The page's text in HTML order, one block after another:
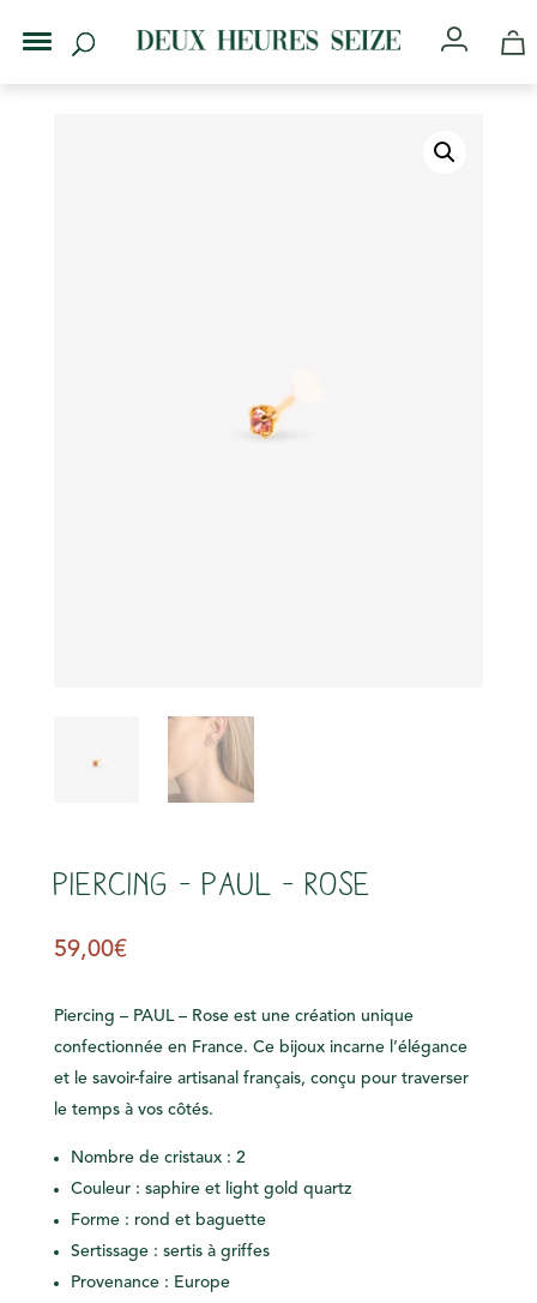
Piercing – PAUL – Rose
59,00€
Piercing – PAUL – Rose est une création unique
confectionnée en France. Ce bijoux incarne l’élégance
et le savoir-faire artisanal français, conçu pour traverser
le temps à vos côtés.
Nombre de cristaux : 2
Couleur : saphire et light gold quartz
Forme : rond et baguette
Sertissage : sertis à griffes
Provenance : Europe